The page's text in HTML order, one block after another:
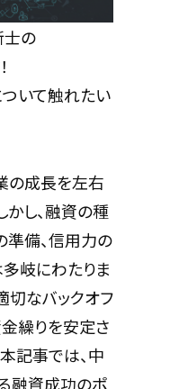
士の
いて触れたい
の成長を左右
かし、融資の種
備、信用力の
岐にわたりま
切なバックオフ
繰りを安定さ
記事では、中
融資成功のポ